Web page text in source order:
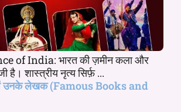
of India: भारत की ज़मीन कला और
है। शास्त्रीय नृत्य सिर्फ़ ...
उनके लेखक (Famous Books and